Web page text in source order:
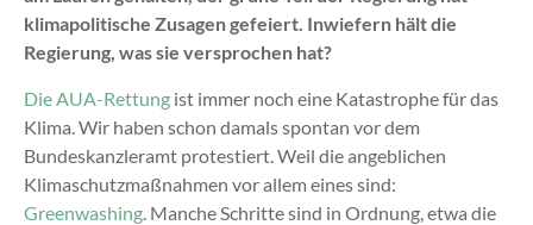
klimapolitische Zusagen gefeiert. Inwiefern hält die
Regierung, was sie versprochen hat?
Die AUA-Rettungist immer noch eine Katastrophe für das
Klima. Wir haben schon damals spontan vor dem
Bundeskanzleramt protestiert. Weil die angeblichen
Klimaschutzmaßnahmen vor allem eines sind:
Greenwashing. Manche Schritte sind in Ordnung, etwa die